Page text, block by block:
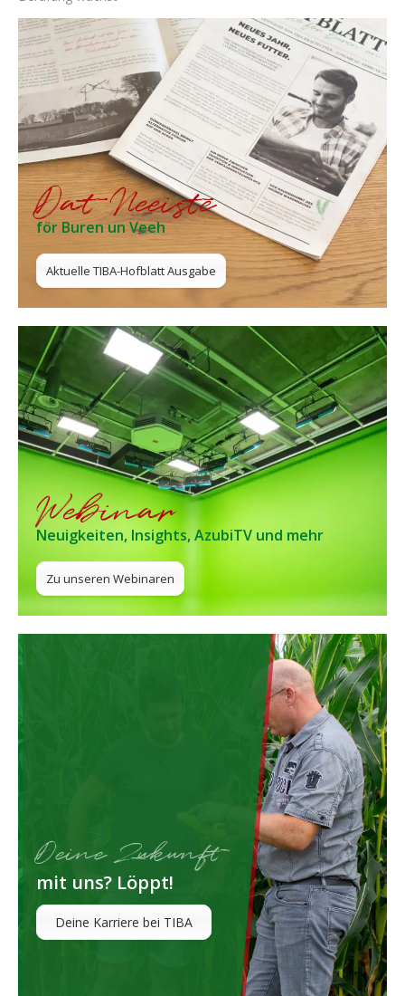
Dat Neeiste
för Buren un Veeh
Aktuelle TIBA-Hofblatt Ausgabe
Webinar
Neuigkeiten, Insights, AzubiTV und mehr
Zu unseren Webinaren
Deine Zukunft
mit uns? Löppt!
Deine Karriere bei TIBA